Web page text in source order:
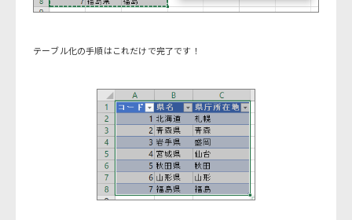
テーブル化の手順はこれだけで完了です！